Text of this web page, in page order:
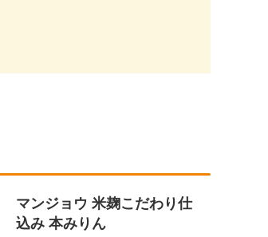
マンジョウ 米麹こだわり仕
込み 本みりん